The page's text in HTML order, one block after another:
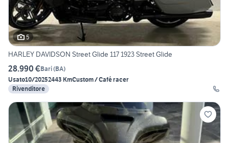
5
HARLEY DAVIDSON Street Glide 117 1923 Street Glide
28.990 €Bari(BA)
Usato10/20252443 KmCustom / Café racer
Rivenditore